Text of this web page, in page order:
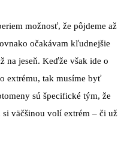
možnosť, že pôjdeme až
očakávam kľudnejšie
na jeseň. Keďže však ide o
extrému, tak musíme byť
sú špecifické tým, že
si väčšinou volí extrém – či už